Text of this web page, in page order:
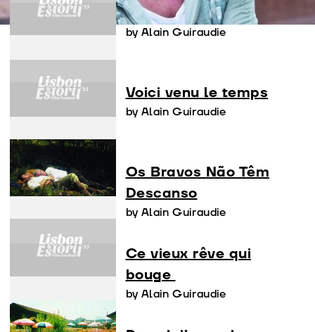
O Rei da Evasão
by Alain Guiraudie
Voici venu le temps
by Alain Guiraudie
Os Bravos Não Têm
Descanso
by Alain Guiraudie
Ce vieux rêve qui
bouge
by Alain Guiraudie